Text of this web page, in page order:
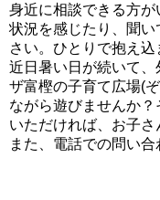
身近に相談できる方
状況を感じたり、聞
さい。ひとりで抱え込
近日暑い日が続いて
ザ富樫の子育て広場(
ながら遊びませんか
いただければ、お子さ
また、電話での問い合